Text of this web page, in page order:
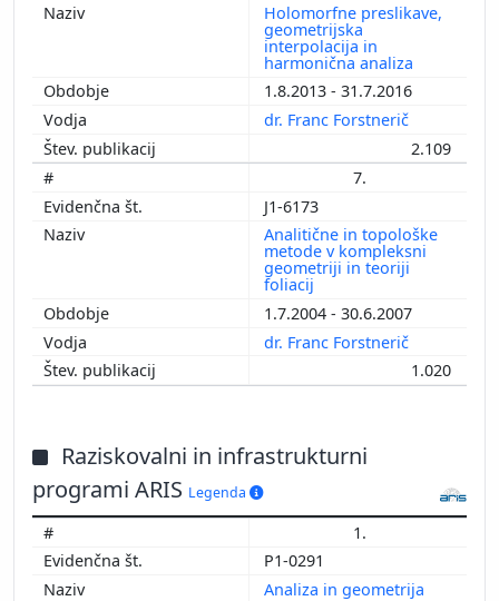
Holomorfne preslikave,
geometrijska
interpolacija in
harmonična analiza
1.8.2013 - 31.7.2016
dr. Franc Forstnerič
2.109
7.
J1-6173
Analitične in topološke
metode v kompleksni
geometriji in teoriji
foliacij
1.7.2004 - 30.6.2007
dr. Franc Forstnerič
1.020
Raziskovalni in infrastrukturni
programi ARIS Legenda
1.
P1-0291
Analiza in geometrija